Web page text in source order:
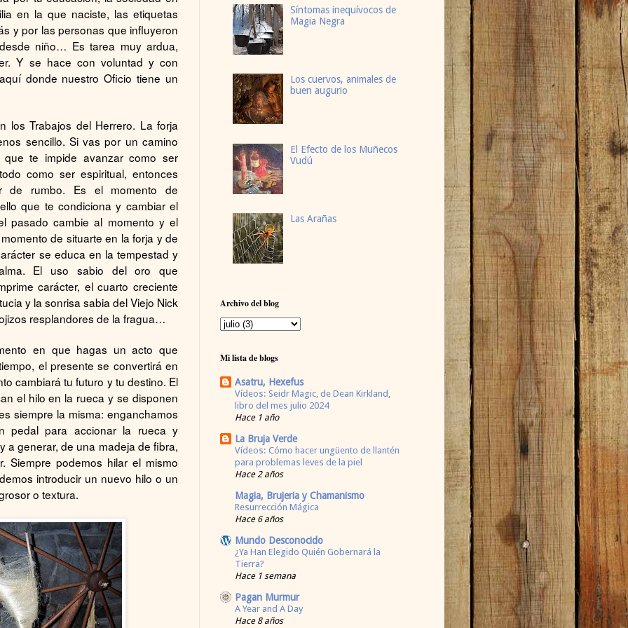
en la que naciste, las etiquetas
y por las personas que influyeron
niño… Es tarea muy ardua,
Y se hace con voluntad y con
donde nuestro Oficio tiene un
los Trabajos del Herrero. La forja
sencillo. Si vas por un camino
te impide avanzar como ser
como ser espiritual, entonces
de rumbo. Es el momento de
que te condiciona y cambiar el
pasado cambie al momento y el
de situarte en la forja y de
se educa en la tempestad y
El uso sabio del oro que
carácter, el cuarto creciente
y la sonrisa sabia del Viejo Nick
resplandores de la fragua…
en que hagas un acto que
el presente se convertirá en
cambiará tu futuro y tu destino. El
el hilo en la rueca y se disponen
siempre la misma: enganchamos
pedal para accionar la rueca y
a generar, de una madeja de fibra,
Siempre podemos hilar el mismo
introducir un nuevo hilo o un
o textura.
Síntomas inequívocos de
Magia Negra
Los cuervos, animales de
buen augurio
El Efecto de los Muñecos
Vudú
Las Arañas
Archivo del blog
Mi lista de blogs
Asatru, Hexefus
Vídeos: Seidr Magic, de Dean Kirkland,
libro del mes julio 2024
Hace 1 año
La Bruja Verde
Vídeos: Cómo hacer ungüento de llantén
para problemas leves de la piel
Hace 2 años
Magia, Brujeria y Chamanismo
Resurrección Mágica
Hace 6 años
Mundo Desconocido
¿Ya Han Elegido Quién Gobernará la
Tierra?
Hace 1 semana
Pagan Murmur
A Year and A Day
Hace 8 años